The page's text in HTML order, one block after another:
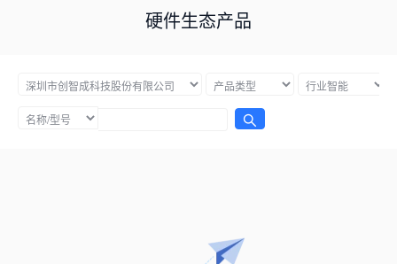
硬件生态产品